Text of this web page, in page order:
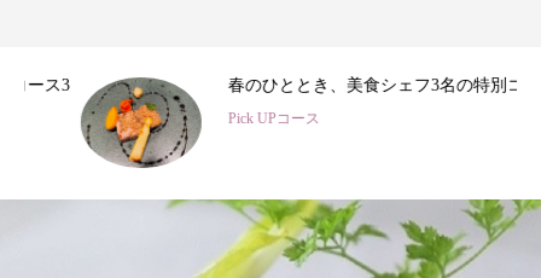
春のひととき、美食シェフ3名の特別コース
Pick UPコース